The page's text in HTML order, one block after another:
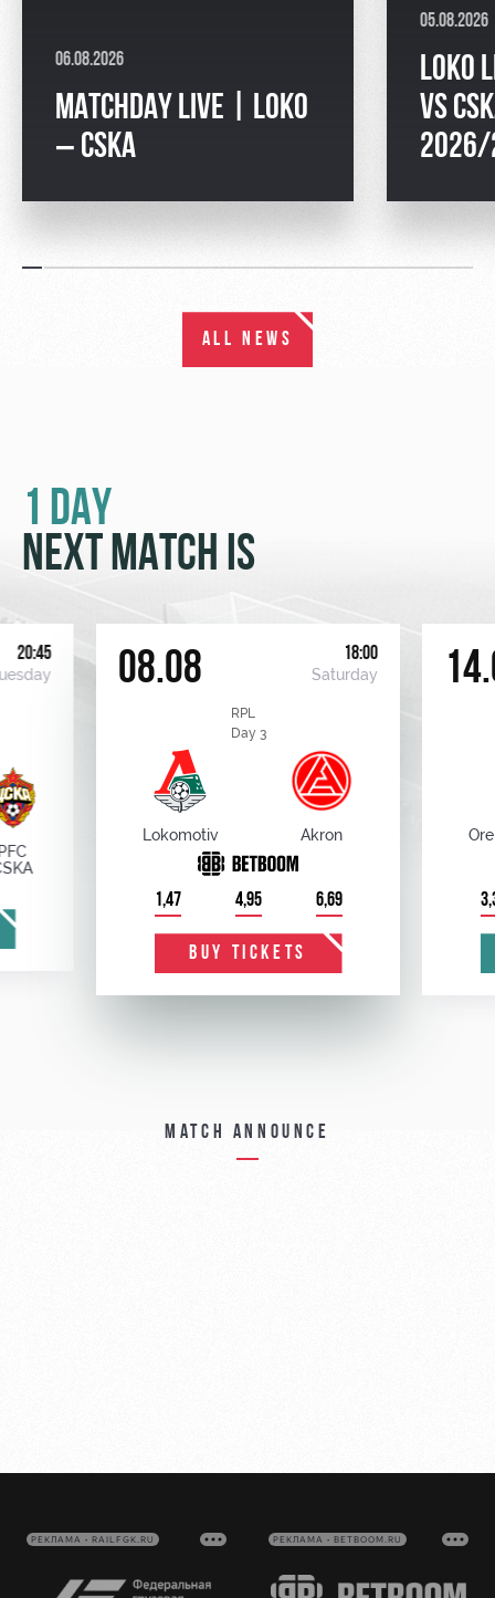
06.08.2026
MATCHDAY LIVE | LOKO
– CSKA
05.08.2026
LOKO
VS
ALL NEWS
1 DAY
NEXT MATCH IS
20:45 08.08 18:00
Saturday
RPL
Day 3
Lokomotiv Akron
1,47 4,95 6,69
BUY TICKETS
Match announce
РЕКЛАМА • RAILFGK.RU РЕКЛАМА • BETBOOM.RU